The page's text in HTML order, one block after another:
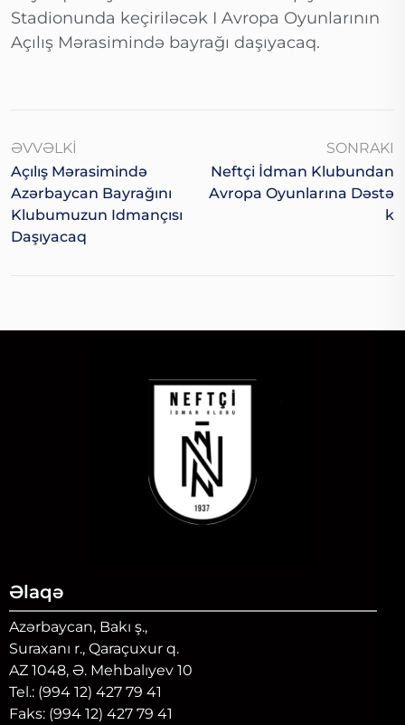
Stadionunda keçiriləcək I Avropa Oyunlarının
Açılış Mərasimində bayrağı daşıyacaq.
ƏVVƏLKI
Açılış Mərasimində
Azərbaycan Bayrağını
Klubumuzun Idmançısı
Daşıyacaq
SONRAKI
Neftçi İdman Klubundan
Avropa Oyunlarına Dəstə
K
Əlaqə
Azərbaycan, Bakı ş.,
Suraxanı r., Qaraçuxur q.
AZ 1048, Ə. Mehbalıyev 10
Tel.: (994 12) 427 79 41
Faks: (994 12) 427 79 41